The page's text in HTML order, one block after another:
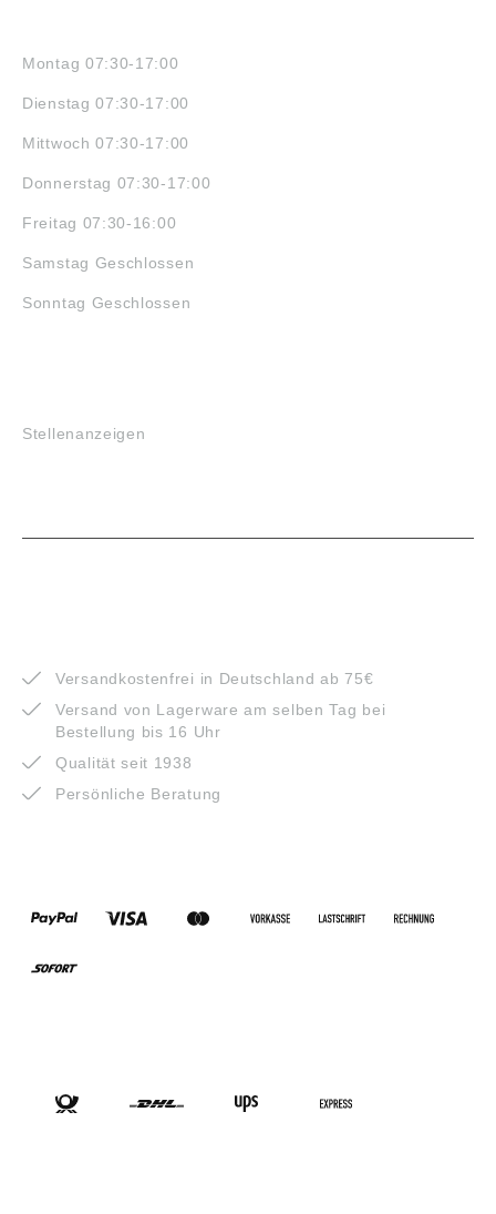
Montag 07:30-17:00
Dienstag 07:30-17:00
Mittwoch 07:30-17:00
Donnerstag 07:30-17:00
Freitag 07:30-16:00
Samstag Geschlossen
Sonntag Geschlossen
Stellenanzeigen
Versandkostenfrei in Deutschland ab 75€
Versand von Lagerware am selben Tag bei
Bestellung bis 16 Uhr
Qualität seit 1938
Persönliche Beratung